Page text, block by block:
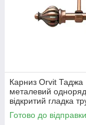
Карниз Orvit Таджа
металевий
відкритий гладка
металеве Мідь 16
(00-00019426)
Готово до відправки